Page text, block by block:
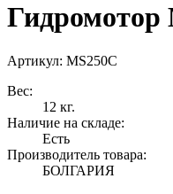
Гидромотор
Артикул: MS250C
Вес:
12 кг.
Наличие на складе:
Есть
Производитель товара:
БОЛГАРИЯ